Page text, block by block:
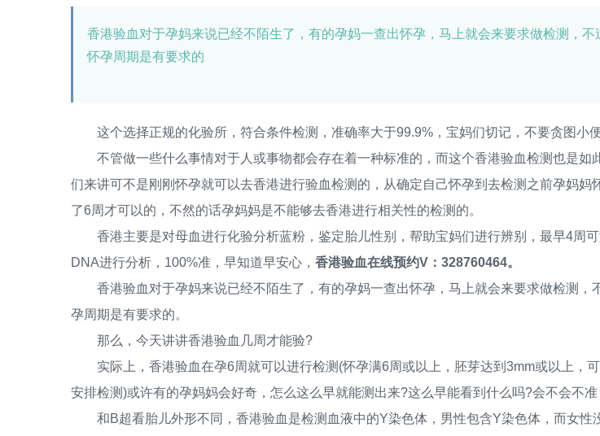
香港验血对于孕妈来说已经不陌生了，有的孕妈一查出怀孕，马上就会来要求做检测，不
怀孕周期是有要求的
这个选择正规的化验所，符合条件检测，准确率大于99.9%，宝妈们切记，不要贪图小便
不管做一些什么事情对于人或事物都会存在着一种标准的，而这个香港验血检测也是如
们来讲可不是刚刚怀孕就可以去香港进行验血检测的，从确定自己怀孕到去检测之前孕妈妈
了6周才可以的，不然的话孕妈妈是不能够去香港进行相关性的检测的。
香港主要是对母血进行化验分析蓝粉，鉴定胎儿性别，帮助宝妈们进行辨别，最早4周
DNA进行分析，100%准，早知道早安心， 香港验血在线预约V：328760464。
香港验血对于孕妈来说已经不陌生了，有的孕妈一查出怀孕，马上就会来要求做检测，
孕周期是有要求的。
那么，今天讲讲香港验血几周才能验?
实际上，香港验血在孕6周就可以进行检测(怀孕满6周或以上，胚芽达到3mm或以上，
安排检测)或许有的孕妈妈会好奇，怎么这么早就能测出来?这么早能看到什么吗?会不会不准
和B超看胎儿外形不同，香港验血是检测血液中的Y染色体，男性包含Y染色体，而女性